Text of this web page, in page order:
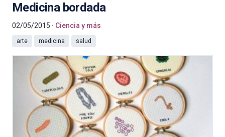
Medicina bordada
02/05/2015 Ciencia y más
arte medicina salud